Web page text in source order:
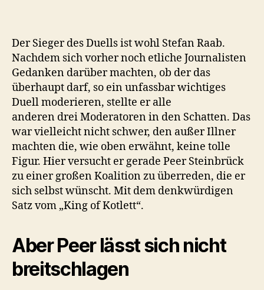
Der Sieger des Duells ist wohl Stefan Raab.
Nachdem sich vorher noch etliche Journalisten
Gedanken darüber machten, ob der das
überhaupt darf, so ein unfassbar wichtiges
Duell moderieren, stellte er alle
anderen drei Moderatoren in den Schatten. Das
war vielleicht nicht schwer, den außer Illner
machten die, wie oben erwähnt, keine tolle
Figur. Hier versucht er gerade Peer Steinbrück
zu einer großen Koalition zu überreden, die er
sich selbst wünscht. Mit dem denkwürdigen
Satz vom „King of Kotlett“.
Aber Peer lässt sich nicht
breitschlagen